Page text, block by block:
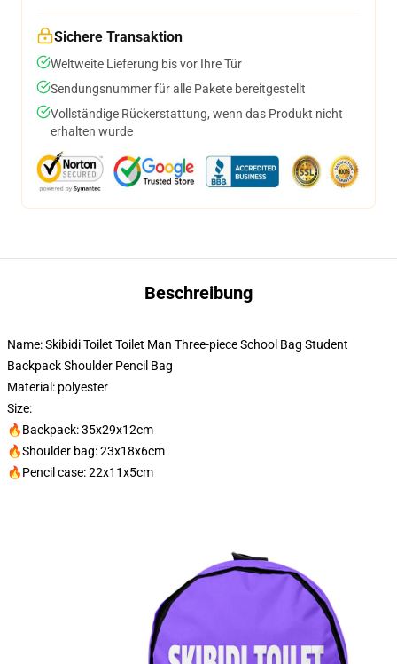
Sichere Transaktion
Weltweite Lieferung bis vor Ihre Tür
Sendungsnummer für alle Pakete bereitgestellt
Vollständige Rückerstattung, wenn das Produkt nicht
erhalten wurde
Beschreibung
Name: Skibidi Toilet Toilet Man Three-piece School Bag Student
Backpack Shoulder Pencil Bag
Material: polyester
Size:
🔥Backpack: 35x29x12cm
🔥Shoulder bag: 23x18x6cm
🔥Pencil case: 22x11x5cm